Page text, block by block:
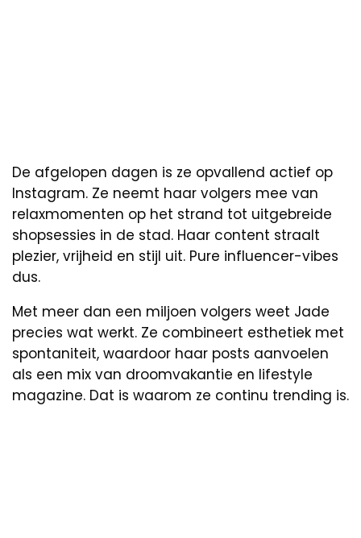
De afgelopen dagen is ze opvallend actief op
Instagram. Ze neemt haar volgers mee van
relaxmomenten op het strand tot uitgebreide
shopsessies in de stad. Haar content straalt
plezier, vrijheid en stijl uit. Pure influencer-vibes
dus.
Met meer dan een miljoen volgers weet Jade
precies wat werkt. Ze combineert esthetiek met
spontaniteit, waardoor haar posts aanvoelen
als een mix van droomvakantie en lifestyle
magazine. Dat is waarom ze continu trending is.